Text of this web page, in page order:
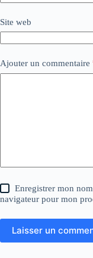
Site web
Ajouter un commentaire
Enregistrer mon
navigateur pour mon
Laisser un